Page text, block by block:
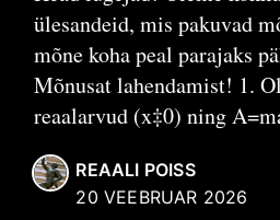
ülesandeid, mis pakuvad
mõne koha peal parajaks
Mõnusat lahendamist! 1.
reaalarvud (x‡0) ning
REAALI POISS
20 VEEBRUAR 2026